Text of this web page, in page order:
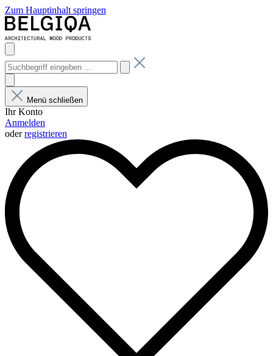
Zum Hauptinhalt springen
Menü schließen
Ihr Konto
Anmelden
oderregistrieren